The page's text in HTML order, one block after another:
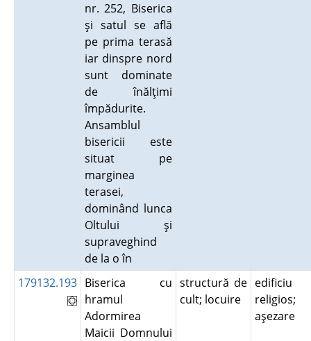
nr. 252, Biserica
şi satul se află
pe prima terasă
iar dinspre nord
sunt dominate
de înălţimi
împădurite.
Ansamblul
bisericii este
situat pe
marginea
terasei,
dominând lunca
Oltului şi
supraveghind
de la o în
179132.193 Biserica cu
hramul
Adormirea
Maicii Domnului
structură de
cult; locuire
edificiu
religios;
aşezare